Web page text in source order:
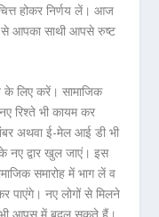
होकर निर्णय लें। आज
से आपका साथी आपसे रुष्ट
के लिए करें। सामाजिक
रिश्ते भी कायम कर
अथवा ई-मेल आई डी भी
द्वार खुल जाएं। इस
समारोह में भाग लें व
पाएंगे। नए लोगों से मिलने